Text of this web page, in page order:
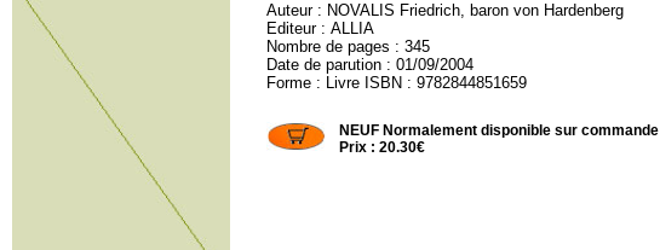
Auteur : NOVALIS Friedrich, baron von Hardenberg
Editeur :ALLIA
Nombre de pages : 345
Date de parution : 01/09/2004
Forme : Livre ISBN : 9782844851659
NEUF Normalement disponible sur commande
Prix : 20.30€